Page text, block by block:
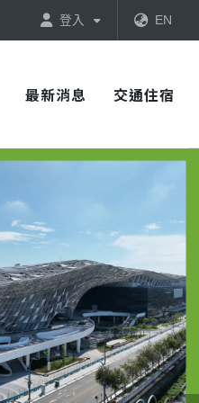
登入 EN
最新消息 交通住宿